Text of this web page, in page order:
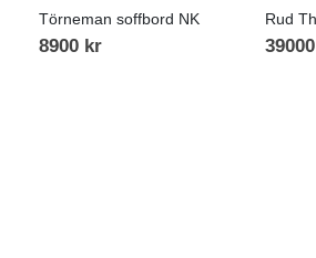
Törneman soffbord NK
8900 kr 39000